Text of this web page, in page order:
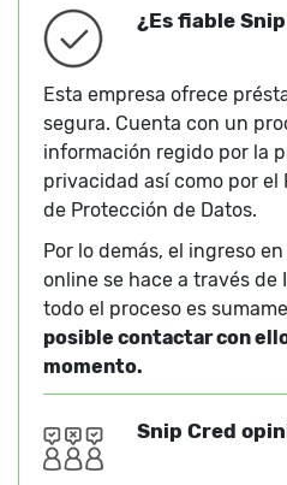
¿Es fiable
Esta empresa ofrece
segura. Cuenta con un
información regido por la
privacidad así como por el
de Protección de Datos.
Por lo demás, el ingreso
online se hace a través de
todo el proceso es
posible contactar con
momento.
Snip Cred